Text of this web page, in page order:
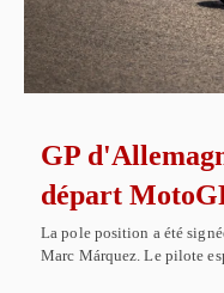
GP
départ
La pole position a été
Marc Márquez. Le pilote